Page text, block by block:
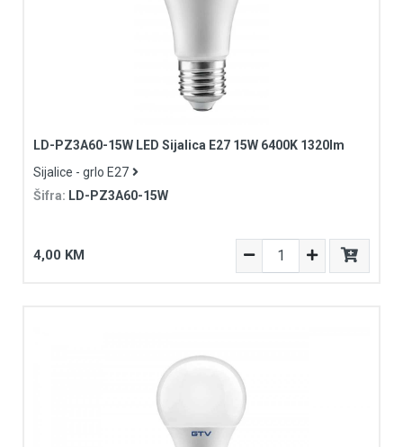
LD-PZ3A60-15W LED Sijalica E27 15W 6400K 1320lm
Sijalice - grlo E27
Šifra: LD-PZ3A60-15W
4,00 KM